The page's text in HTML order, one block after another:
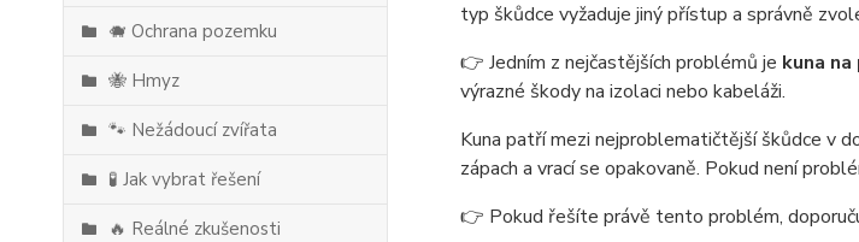
🐗 Ochrana pozemku
🐝 Hmyz
🐾 Nežádoucí zvířata
🧪 Jak vybrat řešení
🔥 Reálné zkušenosti
typ škůdce vyžaduje jiný přístup a správně
👉 Jedním z nejčastějších problémů je kuna
výrazné škody na izolaci nebo kabeláži.
Kuna patří mezi nejproblematičtější škůdce v
zápach a vrací se opakovaně. Pokud není
👉 Pokud řešíte právě tento problém,